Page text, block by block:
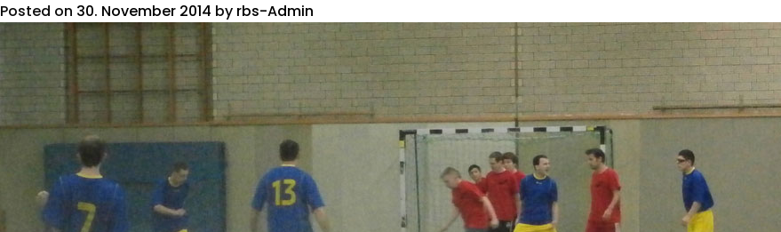
Posted on 30. November 2014 by rbs-Admin